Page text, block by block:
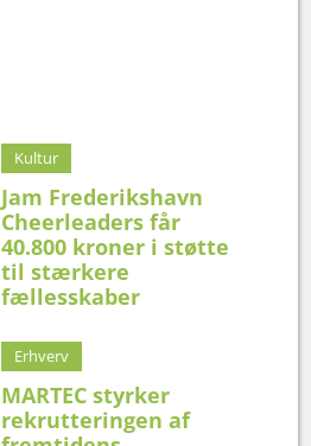
Kultur
Jam Frederikshavn
Cheerleaders får
40.800 kroner i støtte
til stærkere
fællesskaber
Erhverv
MARTEC styrker
rekrutteringen af